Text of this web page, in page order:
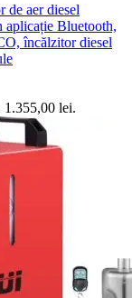
aer diesel
Bluetooth,
încălzitor diesel
1.355,00 lei.